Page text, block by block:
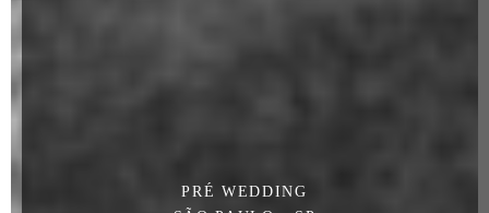
PRÉ WEDDING